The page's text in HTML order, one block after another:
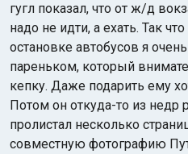
гугл показал, что от ж/д
надо не идти, а ехать. Так
остановке автобусов я
пареньком, который
кепку. Даже подарить ему
Потом он откуда-то из недр
пролистал несколько
совместную фотографию